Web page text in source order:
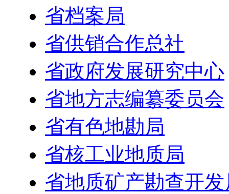
省档案局
省供销合作总社
省政府发展研究中心
省地方志编纂委员会
省有色地勘局
省核工业地质局
省地质矿产勘查开发